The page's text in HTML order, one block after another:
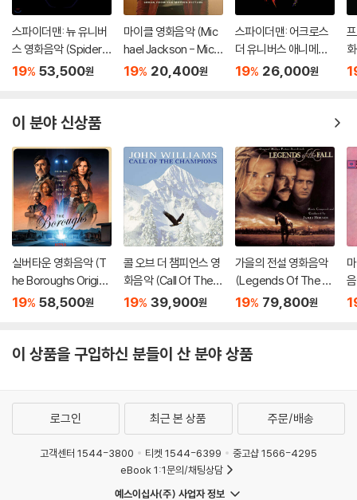
스파이더맨: 뉴 유니버
스 영화음악 (Spider-
Man: Into The Spide
19% 53,500원
마이클 영화음악 (Mic
hael Jackson - Mich
ael OST: Songs Fro
19% 20,400원
스파이더맨: 어크로스
더 유니버스 애니메이
션 음악 (Spider-Man:
19% 26,000원
이 분야 신상품
실버타운 영화음악 (T
he Boroughs Origina
l Score From the Ne
19% 58,500원
콜 오브 더 챔피언스 영
화음악 (Call Of The C
hampions OST) [옥
19% 39,900원
가을의 전설 영화음악
(Legends Of The Fa
ll Original Motion Pict
[레드 컬러 2LP]
19% 79,800원
이 상품을 구입하신 분들이 산 분야 상품
로그인 최근 본 상품 주문/배송
고객센터 1544-3800 티켓 1544-6399
중고샵 1566-4295
eBook 1:1문의/채팅상담
예스이십사(주) 사업자 정보